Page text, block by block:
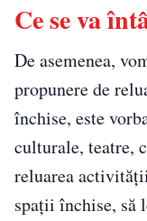
Ce se va
De asemenea,
propunere de
închise, este
culturale, teatre,
reluarea
spaţii închise, să